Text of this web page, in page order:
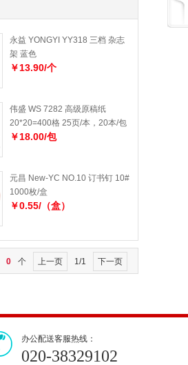
永益 YONGYI YY318 三档 杂志
架 蓝色
￥13.90/个
伟盛 WS 7282 高级原稿纸
20*20=400格 25页/本，20本/包
￥18.00/包
元昌 New-YC NO.10 订书钉 10#
1000枚/盒
￥0.55/（盒）
0 个 上一页 1/1 下一页
办公配送客服热线：
020-38329102